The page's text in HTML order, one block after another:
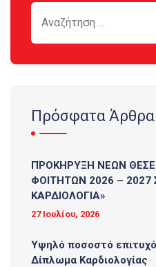
Πρόσφατα Άρθρα
ΠΡΟΚΗΡΥΞΗ ΝΕΩΝ
ΦΟΙΤΗΤΩΝ 2026 –
ΚΑΡΔΙΟΛΟΓΙΑ»
27 Ιουλίου, 2026
Υψηλό ποσοστό
Δίπλωμα Καρδιολογίας